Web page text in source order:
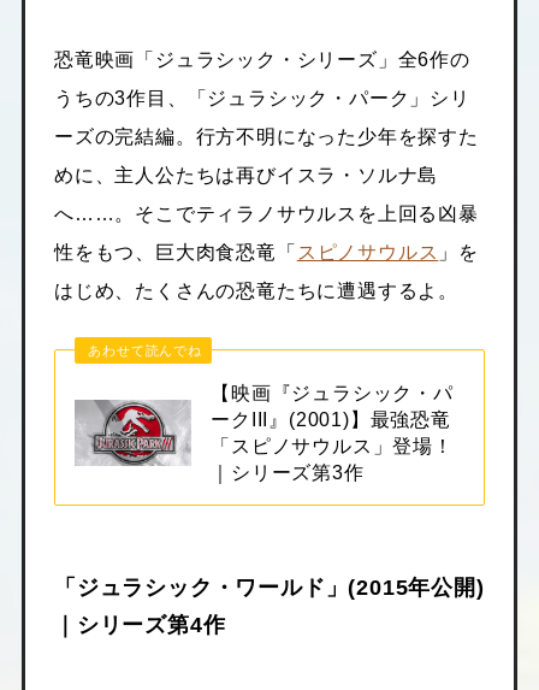
恐竜映画「ジュラシック・シリーズ」全6作の
うちの3作目、「ジュラシック・パーク」シリ
ーズの完結編。行方不明になった少年を探すた
めに、主人公たちは再びイスラ・ソルナ島
へ……。そこでティラノサウルスを上回る凶暴
性をもつ、巨大肉食恐竜「 スピノサウルス 」を
はじめ、たくさんの恐竜たちに遭遇するよ。
あわせて読んでね
【映画『ジュラシック・パ
ークIII』(2001)】最強恐竜
「スピノサウルス」登場！
｜シリーズ第3作
「ジュラシック・ワールド」(2015年公開)
｜シリーズ第4作